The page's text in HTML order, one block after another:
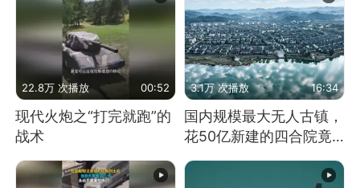
22.8万 次播放 00:52
现代火炮之“打完就跑”的
战术
3.1万 次播放 16:34
国内规模最大无人古镇，
花50亿新建的四合院竟